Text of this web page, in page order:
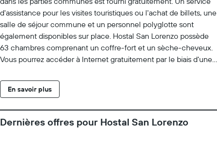
d'assistance pour les visites touristiques ou l'achat de billets, une
salle de séjour commune et un personnel polyglotte sont
également disponibles sur place. Hostal San Lorenzo possède
63 chambres comprenant un coffre-fort et un sèche-cheveux.
Vous pourrez accéder à Internet gratuitement par le biais d'une
Des bureaux et un téléphone sont également disponibles. Un
service de ménage est fourni tous les jours.
En savoir plus
Dernières offres pour Hostal San Lorenzo